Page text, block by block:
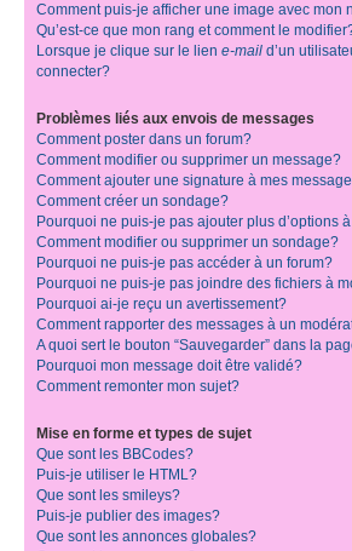
Comment puis-je afficher une image avec mon
Qu’est-ce que mon rang et comment le
Lorsque je clique sur le lien e-mail d’un
connecter?
Problèmes liés aux envois de messages
Comment poster dans un forum?
Comment modifier ou supprimer un message?
Comment ajouter une signature à mes
Comment créer un sondage?
Pourquoi ne puis-je pas ajouter plus d’options
Comment modifier ou supprimer un sondage?
Pourquoi ne puis-je pas accéder à un forum?
Pourquoi ne puis-je pas joindre des fichiers à
Pourquoi ai-je reçu un avertissement?
Comment rapporter des messages à un
A quoi sert le bouton “Sauvegarder” dans la
Pourquoi mon message doit être validé?
Comment remonter mon sujet?
Mise en forme et types de sujet
Que sont les BBCodes?
Puis-je utiliser le HTML?
Que sont les smileys?
Puis-je publier des images?
Que sont les annonces globales?